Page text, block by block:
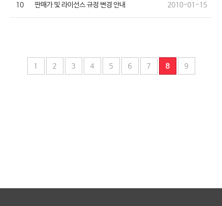
10 판매가 및 라이선스 규정 변경 안내 2010-01-15
1 2 3 4 5 6 7 8 9